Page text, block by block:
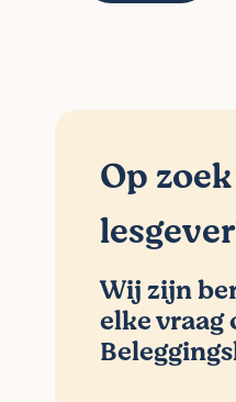
Op
Wij zijn
elke vraag